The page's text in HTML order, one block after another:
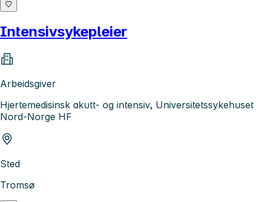
Intensivsykepleier
Arbeidsgiver
Hjertemedisinsk akutt- og intensiv, Universitetssykehuset
Nord-Norge HF
Sted
Tromsø